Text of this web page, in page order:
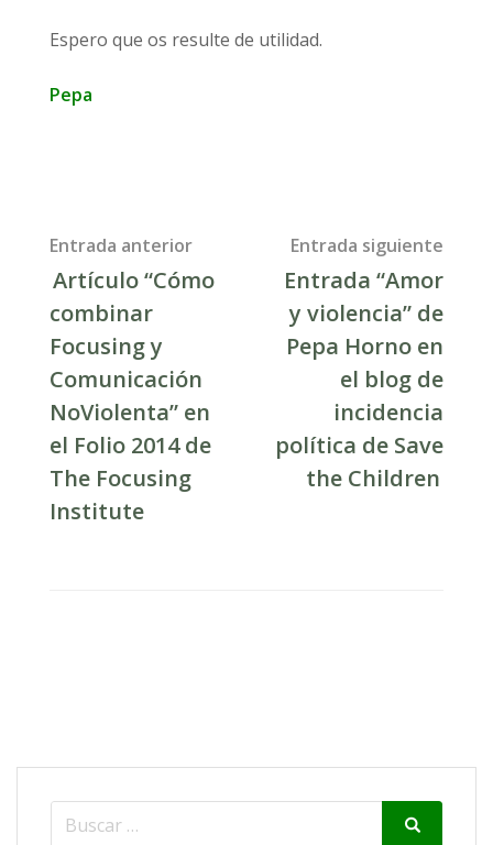
Espero que os resulte de utilidad.
Pepa
Post
navigation
Entrada anterior
Artículo “Cómo
combinar
Focusing y
Comunicación
NoViolenta” en
el Folio 2014 de
The Focusing
Institute
Entrada siguiente
Entrada “Amor
y violencia” de
Pepa Horno en
el blog de
incidencia
política de Save
the Children
Search
Search